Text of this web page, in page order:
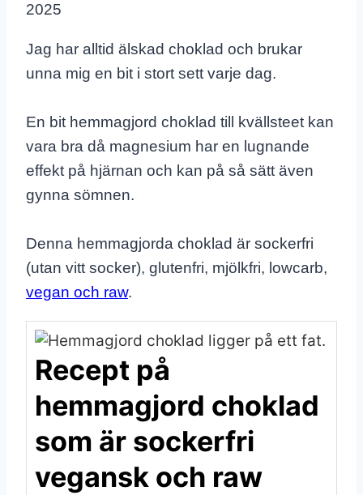
2025
Jag har alltid älskad choklad och brukar
unna mig en bit i stort sett varje dag.
En bit hemmagjord choklad till kvällsteet kan
vara bra då magnesium har en lugnande
effekt på hjärnan och kan på så sätt även
gynna sömnen.
Denna hemmagjorda choklad är sockerfri
(utan vitt socker), glutenfri, mjölkfri, lowcarb,
vegan och raw.
Recept på
hemmagjord choklad
som är sockerfri
vegansk och raw